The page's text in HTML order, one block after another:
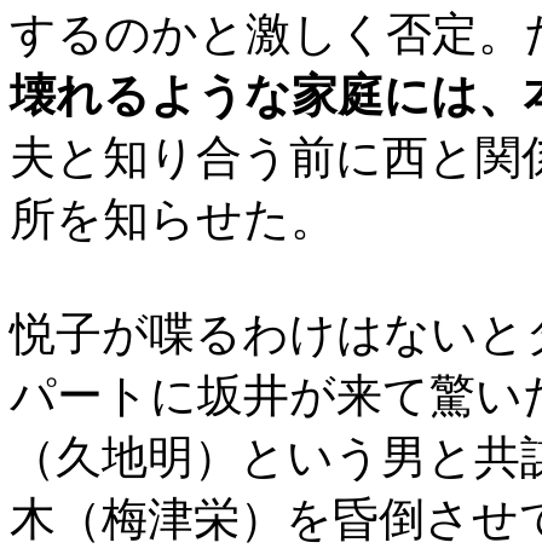
するのかと激しく否定。
壊れるような家庭には
夫と知り合う前に西と
所を知らせた。
悦子が喋るわけはない
パートに坂井が来て驚
（久地明）という男と
木（梅津栄）を昏倒さ